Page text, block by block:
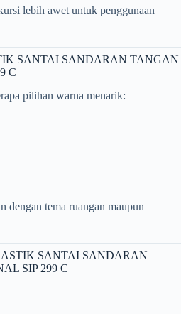
lebih awet untuk penggunaan
SANTAI SANDARAN TANGAN
C
pilihan warna menarik:
dengan tema ruangan maupun
SANTAI SANDARAN
SIP 299 C